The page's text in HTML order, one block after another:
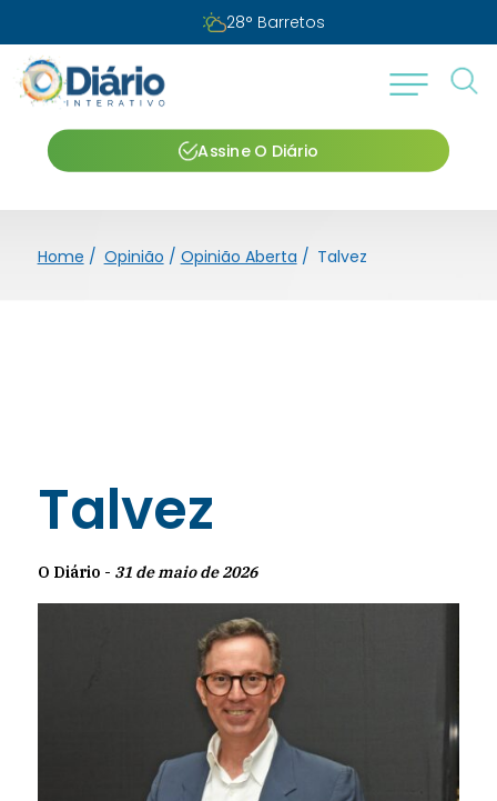
28° Barretos
Assine O Diário
Home / Opinião / Opinião Aberta / Talvez
Talvez
O Diário - 31 de maio de 2026